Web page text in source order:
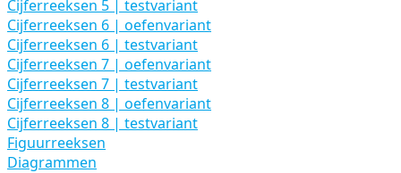
Cijferreeksen 5 | testvariant
Cijferreeksen 6 | oefenvariant
Cijferreeksen 6 | testvariant
Cijferreeksen 7 | oefenvariant
Cijferreeksen 7 | testvariant
Cijferreeksen 8 | oefenvariant
Cijferreeksen 8 | testvariant
Figuurreeksen
Diagrammen